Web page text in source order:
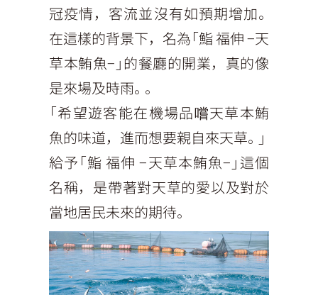
冠疫情，客流並沒有如預期增加。
在這樣的背景下，名為「鮨 福伸 −天
草本鮪魚−」的餐廳的開業，真的像
是來場及時雨。。
「希望遊客能在機場品嚐天草本鮪
魚的味道，進而想要親自來天草。」
給予「鮨 福伸 −天草本鮪魚−」這個
名稱，是帶著對天草的愛以及對於
當地居民未來的期待。